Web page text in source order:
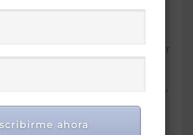
la primera cámara penal.
años de servicio, renunció por
a Baní que le hiciera a
el magistrado Néstor Contin,
en aquellos tiempos.
ahora